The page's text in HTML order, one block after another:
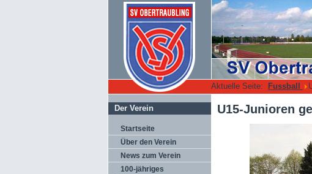
Aktuelle Seite: Fussball
Der Verein
Startseite
Über den Verein
News zum Verein
100-jähriges
U15-Junioren